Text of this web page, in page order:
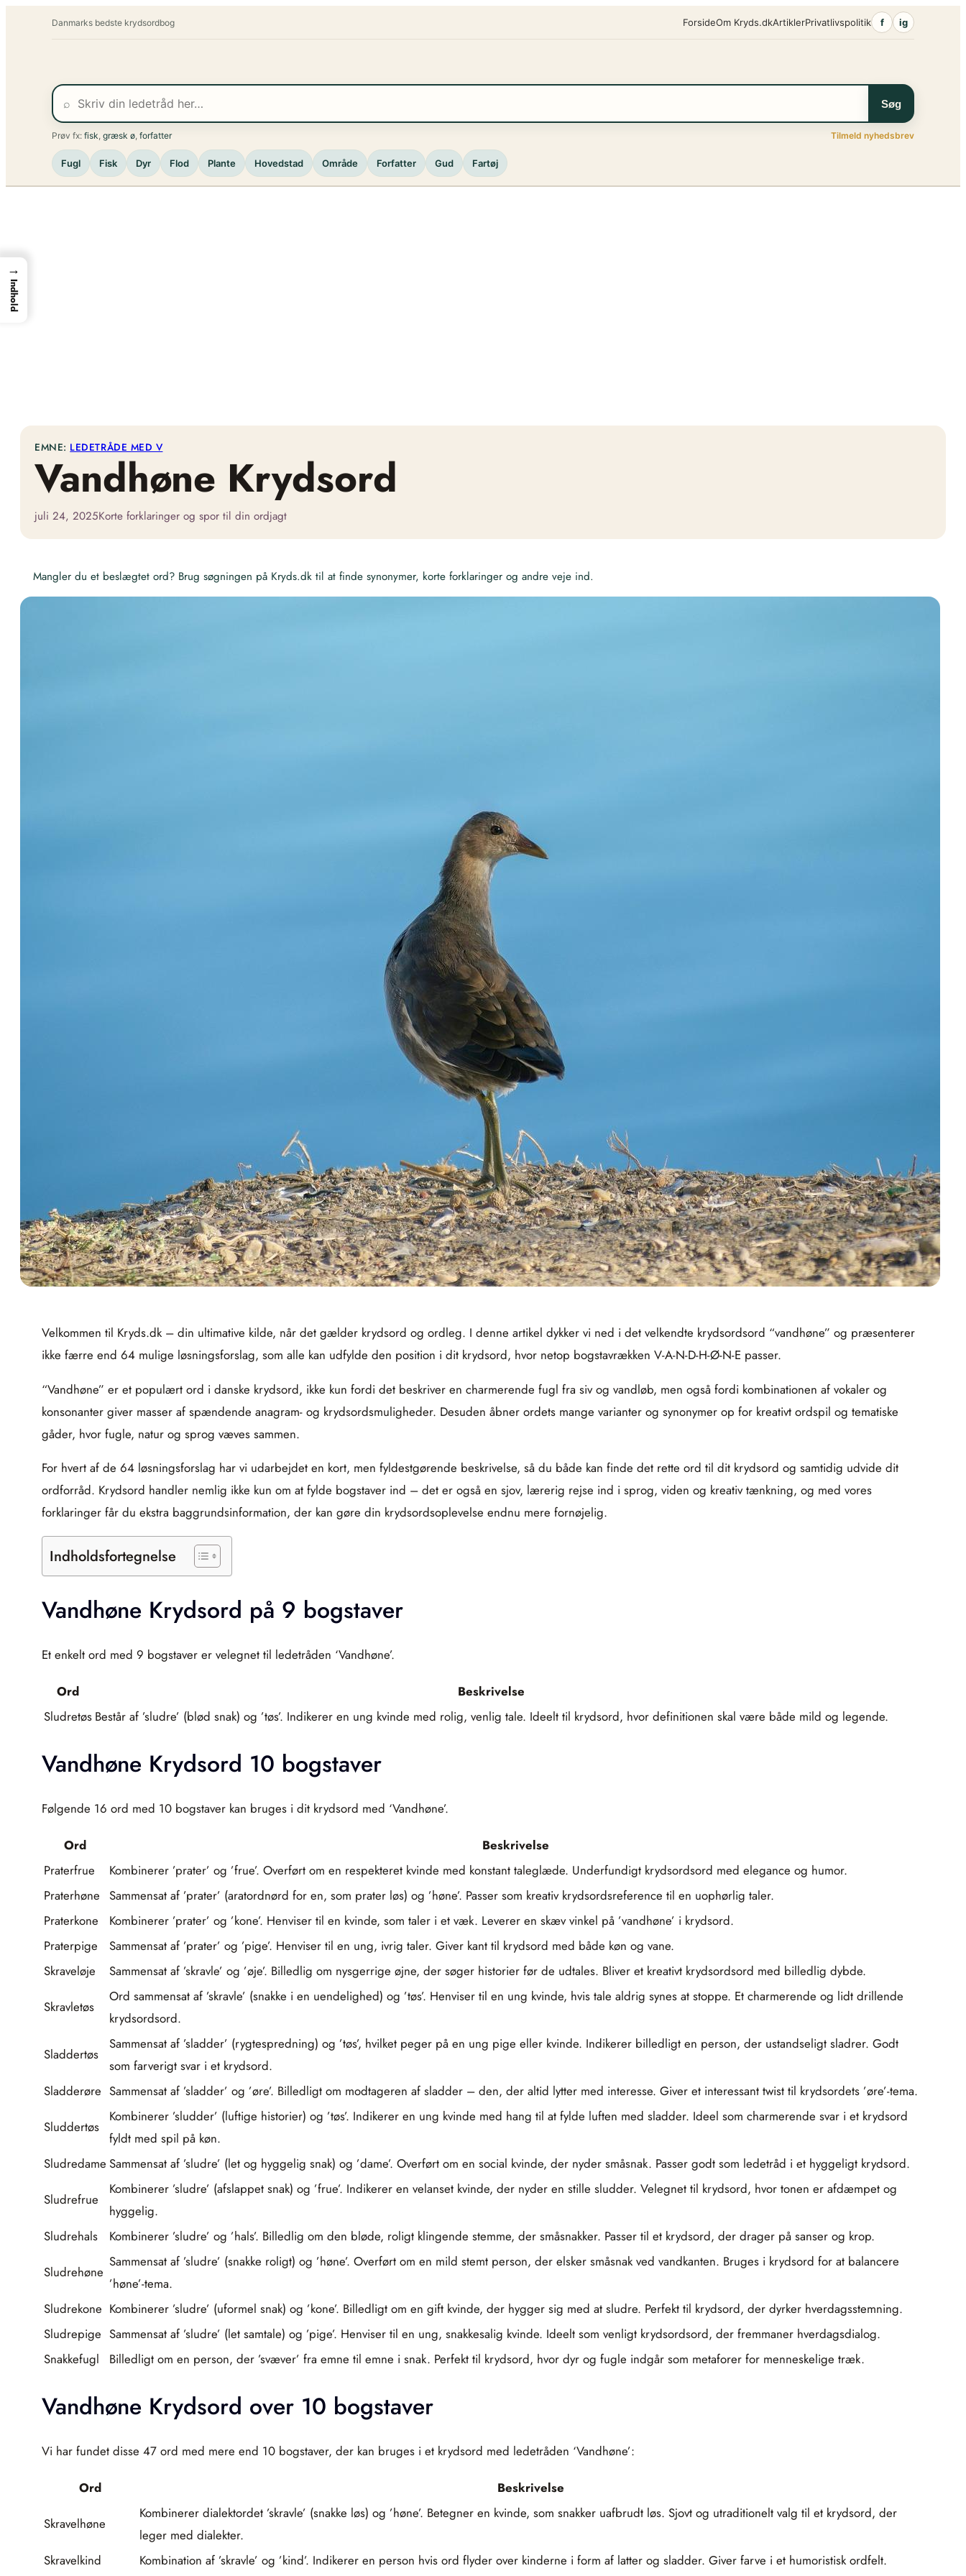
Danmarks bedste krydsordbog ForsideOm Kryds.dkArtiklerPrivatlivspolitik f ig
⌕ Søg
Prøv fx: fisk græsk ø forfatter Tilmeld nyhedsbrev
Fugl Fisk Dyr Flod Plante Hovedstad Område Forfatter Gud Fartøj
EMNE: LEDETRÅDE MED V
Vandhøne Krydsord
juli 24, 2025Korte forklaringer og spor til din ordjagt
Mangler du et beslægtet ord? Brug søgningen på Kryds.dk til at finde synonymer, korte forklaringer og andre veje ind.
Velkommen til Kryds.dk – din ultimative kilde, når det gælder krydsord og ordleg. I denne artikel dykker vi ned i det velkendte krydsordsord “vandhøne” og præsenterer
ikke færre end 64 mulige løsningsforslag, som alle kan udfylde den position i dit krydsord, hvor netop bogstavrækken V-A-N-D-H-Ø-N-E passer.
“Vandhøne” er et populært ord i danske krydsord, ikke kun fordi det beskriver en charmerende fugl fra siv og vandløb, men også fordi kombinationen af vokaler og
konsonanter giver masser af spændende anagram- og krydsordsmuligheder. Desuden åbner ordets mange varianter og synonymer op for kreativt ordspil og tematiske
gåder, hvor fugle, natur og sprog væves sammen.
For hvert af de 64 løsningsforslag har vi udarbejdet en kort, men fyldestgørende beskrivelse, så du både kan finde det rette ord til dit krydsord og samtidig udvide dit
ordforråd. Krydsord handler nemlig ikke kun om at fylde bogstaver ind – det er også en sjov, lærerig rejse ind i sprog, viden og kreativ tænkning, og med vores
forklaringer får du ekstra baggrundsinformation, der kan gøre din krydsordsoplevelse endnu mere fornøjelig.
Indholdsfortegnelse
Vandhøne Krydsord på 9 bogstaver
Et enkelt ord med 9 bogstaver er velegnet til ledetråden ‘Vandhøne’.
Ord
Beskrivelse
Sludretøs Består af ’sludre’ (blød snak) og ’tøs’. Indikerer en ung kvinde med rolig, venlig tale. Ideelt til krydsord, hvor definitionen skal være både mild og legende.
Vandhøne Krydsord 10 bogstaver
Følgende 16 ord med 10 bogstaver kan bruges i dit krydsord med ‘Vandhøne’.
Ord
Beskrivelse
Praterfrue
Kombinerer ’prater’ og ’frue’. Overført om en respekteret kvinde med konstant taleglæde. Underfundigt krydsordsord med elegance og humor.
Praterhøne Sammensat af ’prater’ (aratordnørd for en, som prater løs) og ’høne’. Passer som kreativ krydsordsreference til en uophørlig taler.
Praterkone
Kombinerer ’prater’ og ’kone’. Henviser til en kvinde, som taler i et væk. Leverer en skæv vinkel på ’vandhøne’ i krydsord.
Praterpige
Sammensat af ’prater’ og ’pige’. Henviser til en ung, ivrig taler. Giver kant til krydsord med både køn og vane.
Skraveløje
Sammensat af ’skravle’ og ’øje’. Billedlig om nysgerrige øjne, der søger historier før de udtales. Bliver et kreativt krydsordsord med billedlig dybde.
Skravletøs
Ord sammensat af ’skravle’ (snakke i en uendelighed) og ’tøs’. Henviser til en ung kvinde, hvis tale aldrig synes at stoppe. Et charmerende og lidt drillende
krydsordsord.
Sladdertøs
Sammensat af ’sladder’ (rygtespredning) og ’tøs’, hvilket peger på en ung pige eller kvinde. Indikerer billedligt en person, der ustandseligt sladrer. Godt
som farverigt svar i et krydsord.
Sladderøre Sammensat af ’sladder’ og ’øre’. Billedligt om modtageren af sladder – den, der altid lytter med interesse. Giver et interessant twist til krydsordets ’øre’-tema.
Sluddertøs
Kombinerer ’sludder’ (luftige historier) og ’tøs’. Indikerer en ung kvinde med hang til at fylde luften med sladder. Ideel som charmerende svar i et krydsord
fyldt med spil på køn.
Sludredame Sammensat af ’sludre’ (let og hyggelig snak) og ’dame’. Overført om en social kvinde, der nyder småsnak. Passer godt som ledetråd i et hyggeligt krydsord.
Sludrefrue
Kombinerer ’sludre’ (afslappet snak) og ’frue’. Indikerer en velanset kvinde, der nyder en stille sludder. Velegnet til krydsord, hvor tonen er afdæmpet og
hyggelig.
Sludrehals
Kombinerer ’sludre’ og ’hals’. Billedlig om den bløde, roligt klingende stemme, der småsnakker. Passer til et krydsord, der drager på sanser og krop.
Sludrehøne
Sammensat af ’sludre’ (snakke roligt) og ’høne’. Overført om en mild stemt person, der elsker småsnak ved vandkanten. Bruges i krydsord for at balancere
’høne’-tema.
Sludrekone Kombinerer ’sludre’ (uformel snak) og ’kone’. Billedligt om en gift kvinde, der hygger sig med at sludre. Perfekt til krydsord, der dyrker hverdagsstemning.
Sludrepige Sammensat af ’sludre’ (let samtale) og ’pige’. Henviser til en ung, snakkesalig kvinde. Ideelt som venligt krydsordsord, der fremmaner hverdagsdialog.
Snakkefugl
Billedligt om en person, der ’svæver’ fra emne til emne i snak. Perfekt til krydsord, hvor dyr og fugle indgår som metaforer for menneskelige træk.
Vandhøne Krydsord over 10 bogstaver
Vi har fundet disse 47 ord med mere end 10 bogstaver, der kan bruges i et krydsord med ledetråden ‘Vandhøne’:
Ord Beskrivelse
Skravelhøne
Kombinerer dialektordet ’skravle’ (snakke løs) og ’høne’. Betegner en kvinde, som snakker uafbrudt løs. Sjovt og utraditionelt valg til et krydsord, der
leger med dialekter.
Skravelkind
Kombination af ’skravle’ og ’kind’. Indikerer en person hvis ord flyder over kinderne i form af latter og sladder. Giver farve i et humoristisk ordfelt.
→
Indhold